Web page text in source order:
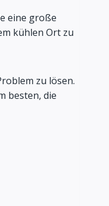
eine große
kühlen Ort zu
zu lösen.
besten, die